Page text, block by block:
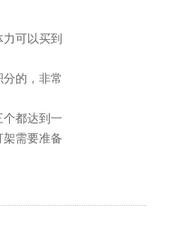
可以买到
的，非常
都达到一
需要准备